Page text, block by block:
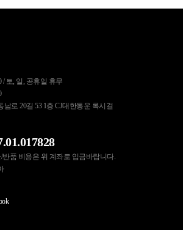
/ 토, 일, 공휴일 휴무
로 20길 53 1층 CJ대한통운 록시걸
품 비용은 위 계좌로 입금바랍니다.